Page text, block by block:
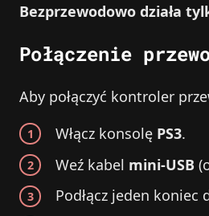
Bezprzewodowo działa
Połączenie
Aby połączyć kontroler
Włącz konsolę PS3.
Weź kabel mini‑USB
Podłącz jeden koniec